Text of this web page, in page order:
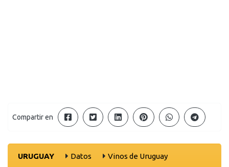
Compartir en
URUGUAY Datos
Vinos de Uruguay